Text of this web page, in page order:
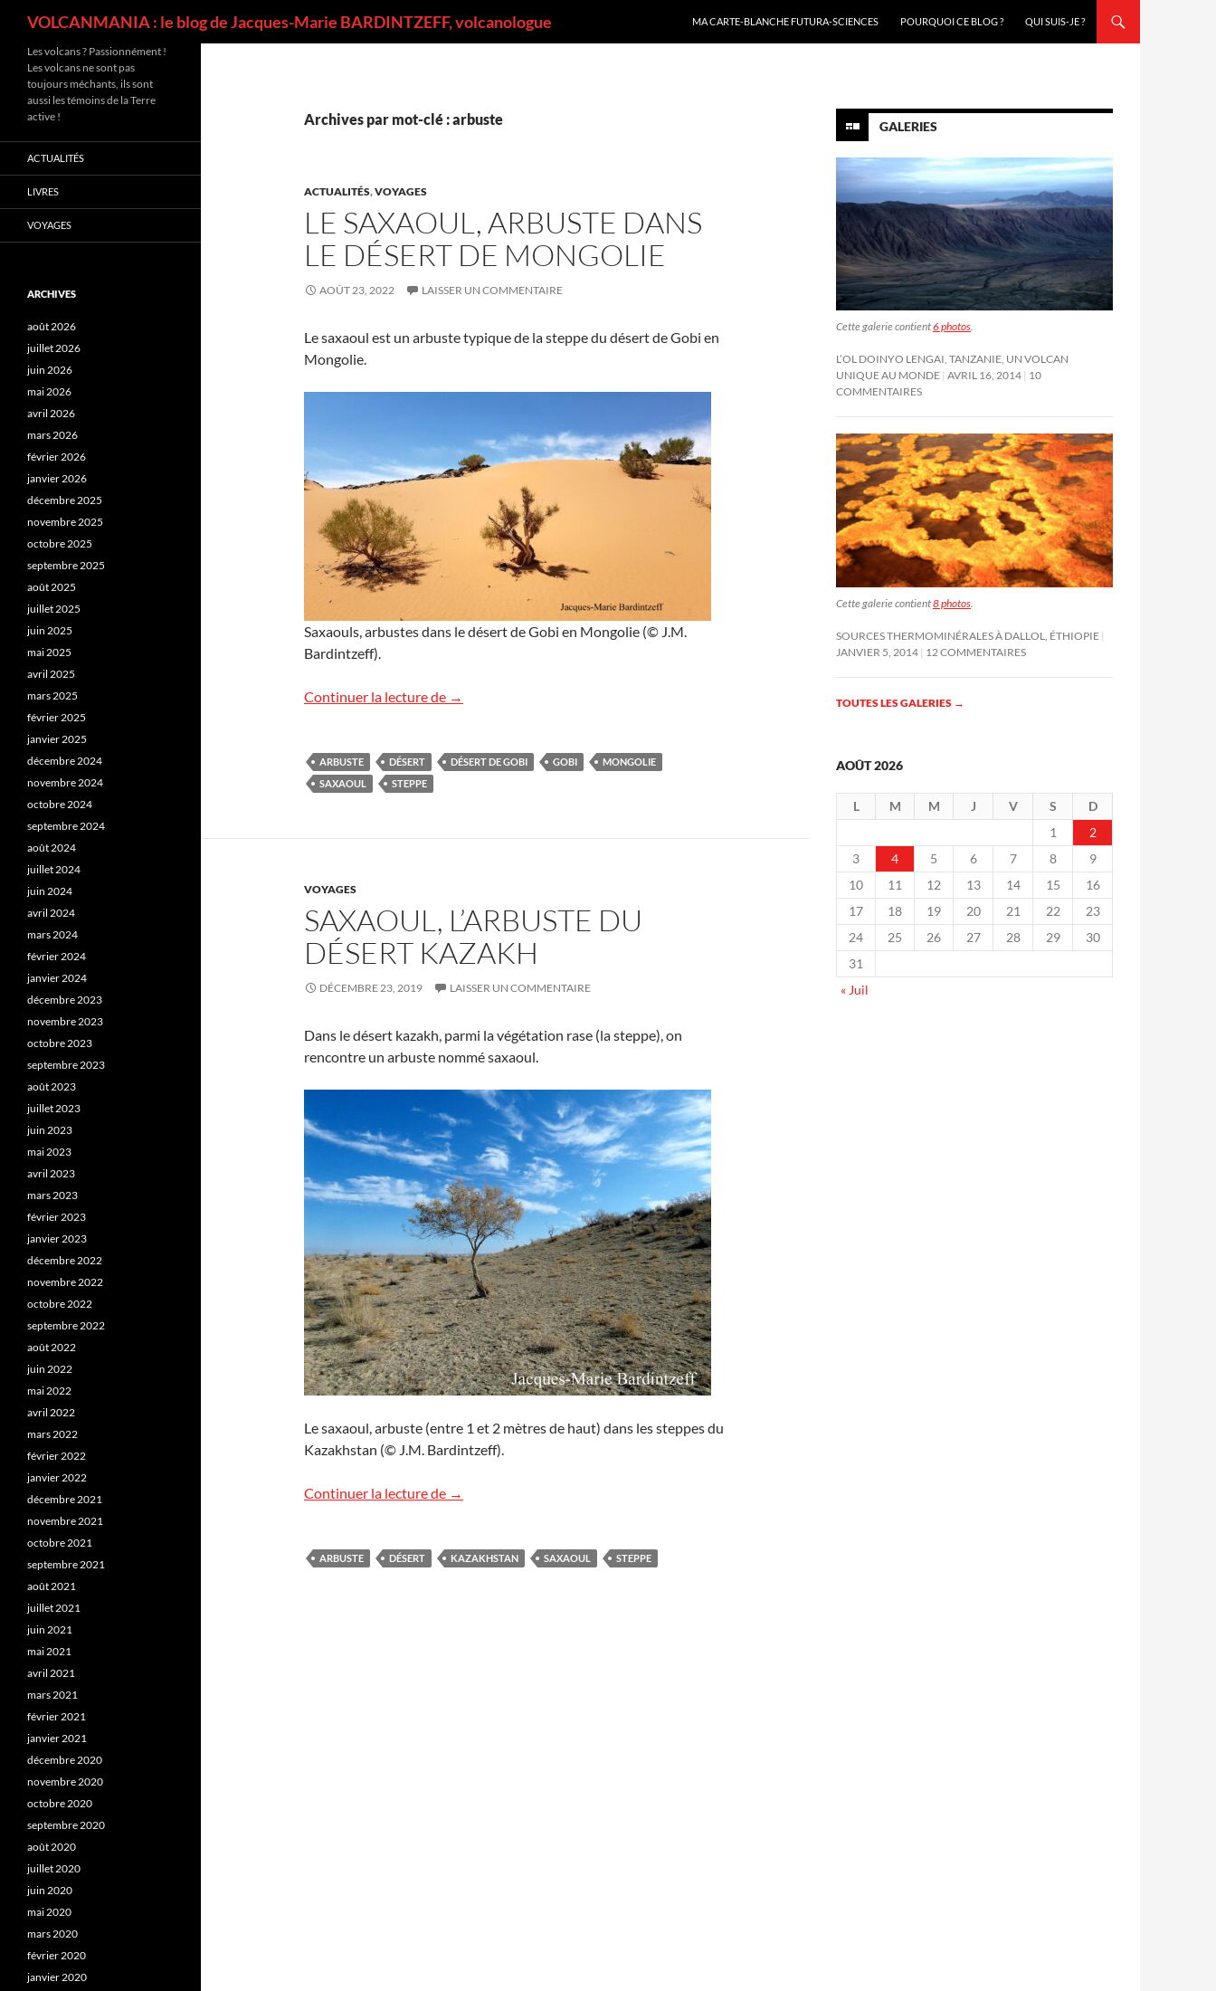
VOLCANMANIA : le blog de Jacques-Marie BARDINTZEFF, volcanologue
MA CARTE-BLANCHE FUTURA-SCIENCES
POURQUOI CE BLOG ? QUI SUIS-JE ?
Archives par mot-clé : arbuste
ACTUALITÉS,VOYAGES
LE SAXAOUL, ARBUSTE DANS
LE DÉSERT DE MONGOLIE
AOÛT 23, 2022 LAISSER UN COMMENTAIRE
Le saxaoul est un arbuste typique de la steppe du désert de Gobi en
Mongolie.
Saxaouls, arbustes dans le désert de Gobi en Mongolie (© J.M.
Bardintzeff).
Continuer la lecture de Le saxaoul, arbuste dans le désert de Mongolie
→
ARBUSTE DÉSERT DÉSERT DE GOBI GOBI
MONGOLIE
SAXAOUL
STEPPE
VOYAGES
SAXAOUL, L’ARBUSTE DU
DÉSERT KAZAKH
DÉCEMBRE 23, 2019 LAISSER UN COMMENTAIRE
Dans le désert kazakh, parmi la végétation rase (la steppe), on
rencontre un arbuste nommé saxaoul.
Le saxaoul, arbuste (entre 1 et 2 mètres de haut) dans les steppes du
Kazakhstan (© J.M. Bardintzeff).
Continuer la lecture de Saxaoul, l’arbuste du désert kazakh
→
ARBUSTE DÉSERT KAZAKHSTAN SAXAOUL STEPPE
GALERIES
Cette galerie contient6 photos.
L’OL DOINYO LENGAI, TANZANIE, UN VOLCAN
UNIQUE AU MONDE AVRIL 16, 2014 10
COMMENTAIRES
Cette galerie contient8 photos
SOURCES THERMOMINÉRALES À DALLOL, ÉTHIOPIE
JANVIER 5, 2014 12 COMMENTAIRES
TOUTES LES GALERIES →
AOÛT 2026
L M M J V S
D
1
2
3
4 5 6 7 8
9
10
11 12 13 14 15
16
17
18 19 20 21 22
23
24
25 26 27 28 29
30
31
« Juil
Les volcans ? Passionnément !
Les volcans ne sont pas
toujours méchants, ils sont
aussi les témoins de la Terre
active !
ACTUALITÉS
LIVRES
VOYAGES
ARCHIVES
août 2026
juillet 2026
juin 2026
mai 2026
avril 2026
mars 2026
février 2026
janvier 2026
décembre 2025
novembre 2025
octobre 2025
septembre 2025
août 2025
juillet 2025
juin 2025
mai 2025
avril 2025
mars 2025
février 2025
janvier 2025
décembre 2024
novembre 2024
octobre 2024
septembre 2024
août 2024
juillet 2024
juin 2024
avril 2024
mars 2024
février 2024
janvier 2024
décembre 2023
novembre 2023
octobre 2023
septembre 2023
août 2023
juillet 2023
juin 2023
mai 2023
avril 2023
mars 2023
février 2023
janvier 2023
décembre 2022
novembre 2022
octobre 2022
septembre 2022
août 2022
juin 2022
mai 2022
avril 2022
mars 2022
février 2022
janvier 2022
décembre 2021
novembre 2021
octobre 2021
septembre 2021
août 2021
juillet 2021
juin 2021
mai 2021
avril 2021
mars 2021
février 2021
janvier 2021
décembre 2020
novembre 2020
octobre 2020
septembre 2020
août 2020
juillet 2020
juin 2020
mai 2020
mars 2020
février 2020
janvier 2020